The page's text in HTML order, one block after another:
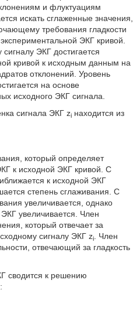
и флуктуациям
искать сглаженные значения,
требования гладкости
ЭКГ кривой.
ЭКГ достигается
кривой к исходным данным на
отклонений. Уровень
на основе
исходного ЭКГ сигнала.
сигнала ЭКГ ziнаходится из
который определяет
к исходной ЭКГ кривой. С
к исходной ЭКГ
степень сглаживания. С
увеличивается, однако
увеличивается. Член
который отвечает за
сигналу ЭКГ zi. Член
отвечающий за гладкость
сводится к решению